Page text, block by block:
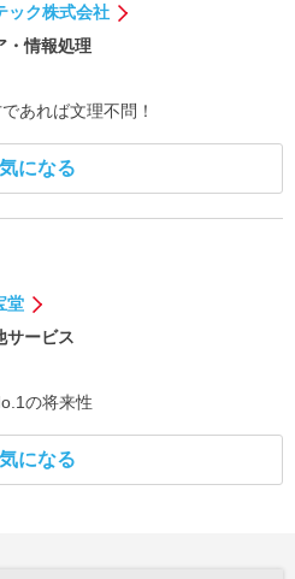
ック株式会社
・情報処理
あれば文理不問！
気になる
堂
サービス
の将来性
気になる